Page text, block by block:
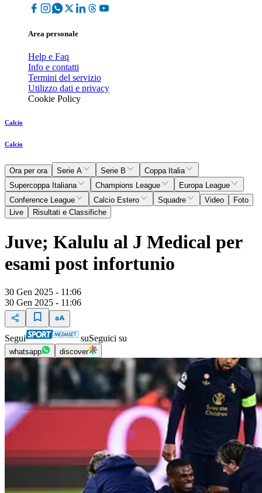
Area personale
Help e Faq
Info e contatti
Termini del servizio
Utilizzo dati e privacy
Cookie Policy
Calcio
Calcio
Ora per ora Serie A Serie B
Coppa Italia
Supercoppa Italiana
Champions League
Europa League
Conference League
Calcio Estero Squadre Video
Foto
Live
Risultati e Classifiche
Juve; Kalulu al J Medical per
esami post infortunio
30 Gen 2025 - 11:06
30 Gen 2025 - 11:06
Segui suSeguici su
whatsapp discover